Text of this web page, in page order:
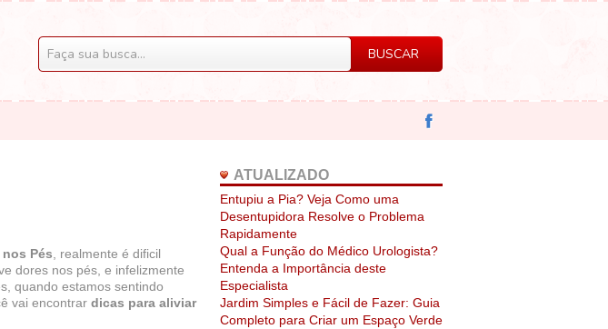
Pés , realmente é dificil
dores nos pés, e infelizmente
quando estamos sentindo
vai encontrar dicas para aliviar
ATUALIZADO
Entupiu a Pia? Veja Como uma
Desentupidora Resolve o Problema
Rapidamente
Qual a Função do Médico Urologista?
Entenda a Importância deste
Especialista
Jardim Simples e Fácil de Fazer: Guia
Completo para Criar um Espaço Verde